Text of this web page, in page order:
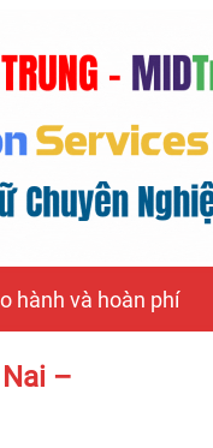
hành và hoàn phí
–